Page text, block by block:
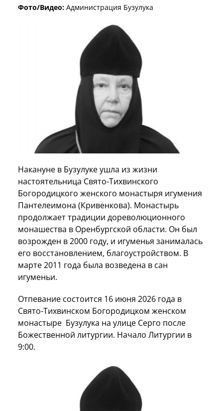
Фото/Видео: Администрация Бузулука
Накануне в Бузулуке ушла из жизни
настоятельница Свято-Тихвинского
Богородицкого женского монастыря игумения
Пантелеимона (Кривенкова). Монастырь
продолжает традиции дореволюционного
монашества в Оренбургской области. Он был
возрожден в 2000 году, и игуменья занималась
его восстановлением, благоустройством. В
марте 2011 года была возведена в сан
игуменьи.
Отпевание состоится 16 июня 2026 года в
Свято-Тихвинском Богородицком женском
монастыре Бузулука на улице Серго после
Божественной литургии. Начало Литургии в
9:00.